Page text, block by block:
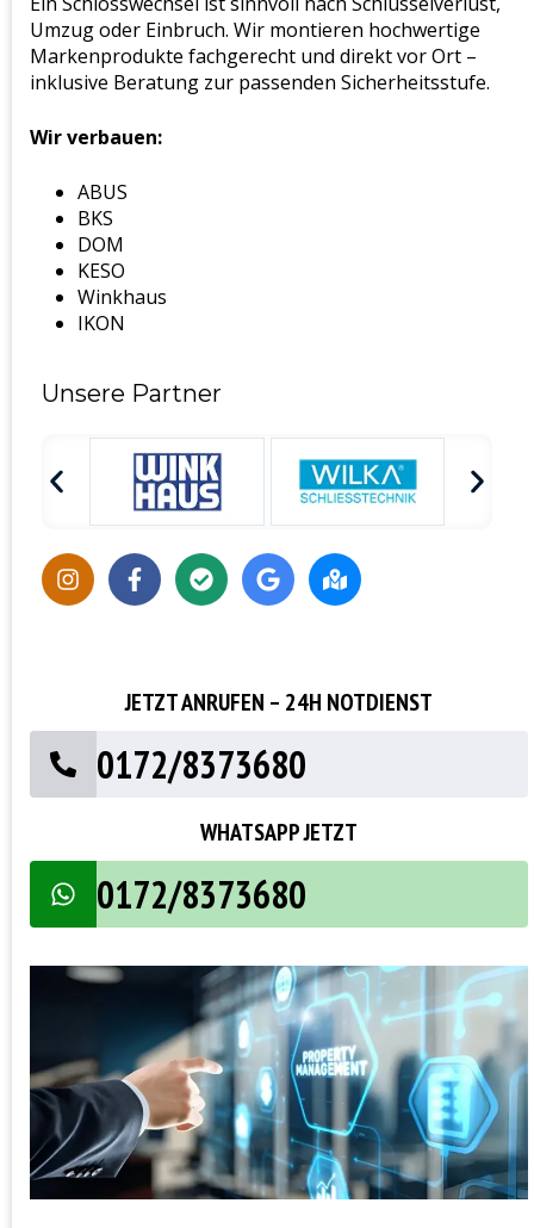
Umzug oder Einbruch. Wir montieren hochwertige
Markenprodukte fachgerecht und direkt vor Ort –
inklusive Beratung zur passenden Sicherheitsstufe.
Wir verbauen:
ABUS
BKS
DOM
KESO
Winkhaus
IKON
Unsere Partner
JETZT ANRUFEN – 24H NOTDIENST
0172/8373680
WHATSAPP JETZT
0172/8373680